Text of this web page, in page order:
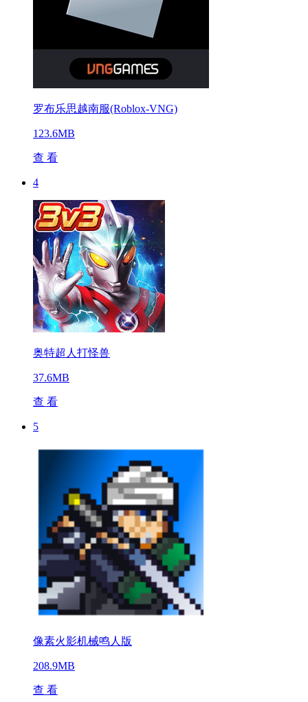
罗布乐思越南服(Roblox-VNG)
123.6MB
查 看
4
奥特超人打怪兽
37.6MB
查 看
5
像素火影机械鸣人版
208.9MB
查 看